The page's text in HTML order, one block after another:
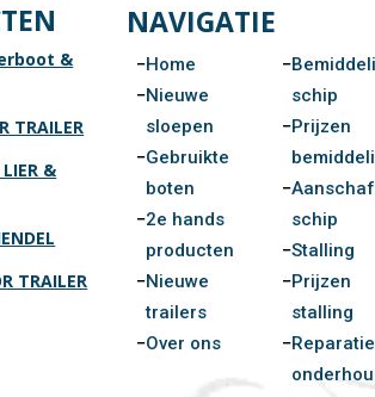
&
TRAILER
&
TRAILER
NAVIGATIE
Home
Nieuwe
sloepen
Gebruikte
boten
2e hands
producten
Nieuwe
trailers
Over ons
schip
Prijzen
Aanschaf
schip
Stalling
Prijzen
stalling